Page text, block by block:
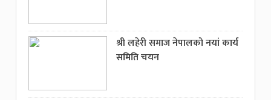
श्री लहेरी समाज नेपालको नयां कार्य
समिति चयन